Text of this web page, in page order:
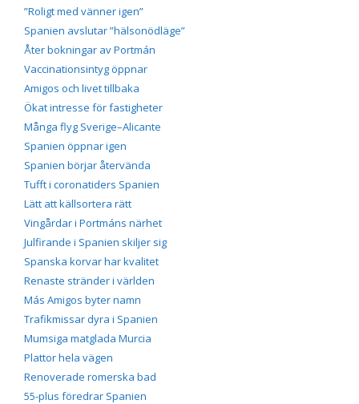
”Roligt med vänner igen”
Spanien avslutar ”hälsonödläge”
Åter bokningar av Portmán
Vaccinationsintyg öppnar
Amigos och livet tillbaka
Ökat intresse för fastigheter
Många flyg Sverige–Alicante
Spanien öppnar igen
Spanien börjar återvända
Tufft i coronatiders Spanien
Lätt att källsortera rätt
Vingårdar i Portmáns närhet
Julfirande i Spanien skiljer sig
Spanska korvar har kvalitet
Renaste stränder i världen
Más Amigos byter namn
Trafikmissar dyra i Spanien
Mumsiga matglada Murcia
Plattor hela vägen
Renoverade romerska bad
55-plus föredrar Spanien